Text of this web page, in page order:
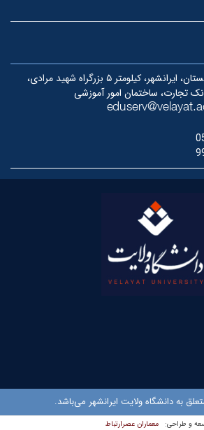
سیستان و بلوچستان، ایرانشهر، کیلومتر ۵ بزرگراه شهید مرادی،
تجارت، ساختمان امور آموزشی
به دانشگاه ولایت ایرانشهر می‌باشد.
و طراحی: معماران عصر‌ارتباط